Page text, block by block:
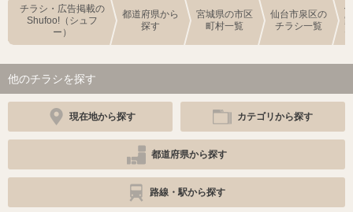
チラシ・広告掲載の
Shufoo!（シュフ
ー）
都道府県から
探す
宮城県の市区
町村一覧
仙台市泉区の
チラシ一覧
他のチラシを探す
現在地から探す カテゴリから探す
都道府県から探す
路線・駅から探す